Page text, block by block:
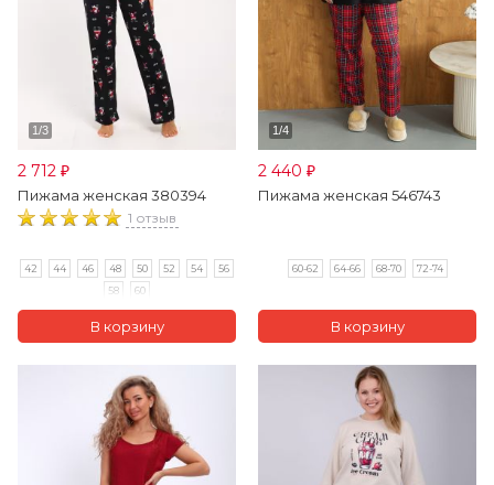
2 712 ₽
Пижама женская 380394
1 отзыв
42 44 46 48 50 52 54
56
58
60
2 440 ₽
Пижама женская 546743
60-62 64-66 68-70 72-74